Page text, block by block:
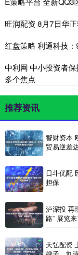
旺润配资 8月7日华
红盘策略 利通科技
中利网 中小投资者
多个焦点
推荐资讯
智财资本
贸易逆差
日斗优配
担保
泸深投 再
路” 展览
天弘配资